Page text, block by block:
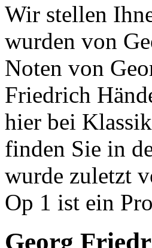
Wir stellen
wurden von
Noten von
Friedrich
hier bei
finden Sie in
wurde zuletzt
Op 1 ist ein
Georg